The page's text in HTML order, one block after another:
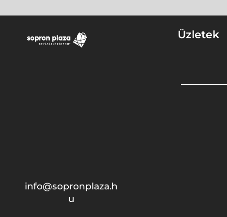
Üzletek
info@sopronplaza.h
u